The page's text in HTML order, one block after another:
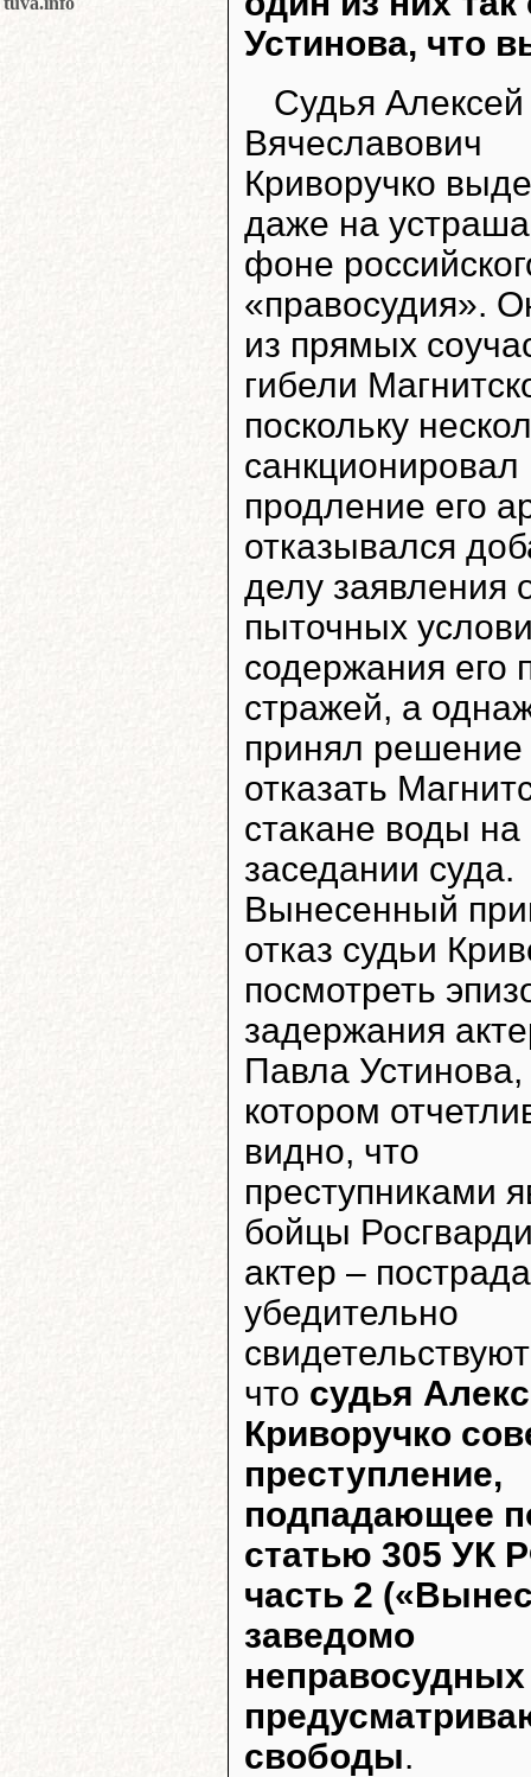
Устинова, что
Судья Алексей
Вячеславович
Криворучко
даже на
фоне
«правосудия».
из прямых
гибели
поскольку
санкционировал
продление его
отказывался
делу заявления
пыточных
содержания его
стражей, а
принял решение
отказать
стакане воды на
заседании суда.
Вынесенный
отказ судьи
посмотреть
задержания
Павла Устинова,
котором
видно, что
преступниками
бойцы
актер –
убедительно
что судья
Криворучко
преступление,
подпадающее
статью 305 УК
часть 2
заведомо
свободы.